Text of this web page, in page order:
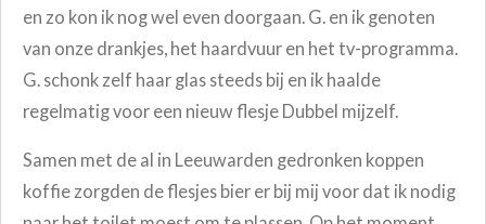
en zo kon ik nog wel even doorgaan. G. en ik genoten
van onze drankjes, het haardvuur en het tv-programma.
G. schonk zelf haar glas steeds bij en ik haalde
regelmatig voor een nieuw flesje Dubbel mijzelf.
Samen met de al in Leeuwarden gedronken koppen
koffie zorgden de flesjes bier er bij mij voor dat ik nodig